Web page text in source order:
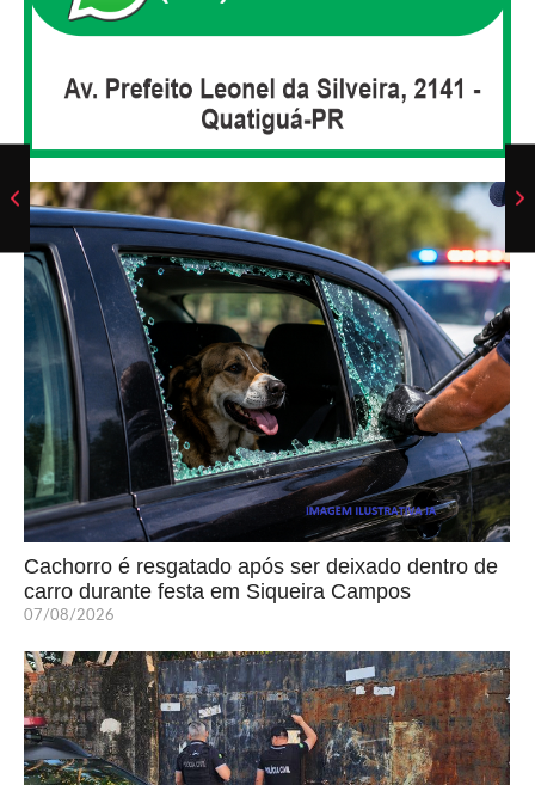
Cachorro é resgatado após ser deixado dentro de
carro durante festa em Siqueira Campos
07/08/2026